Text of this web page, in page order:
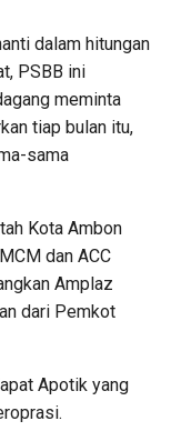
dalam hitungan
PSBB ini
meminta
tiap bulan itu,
sama
Kota Ambon
dan ACC
Amplaz
dari Pemkot
Apotik yang